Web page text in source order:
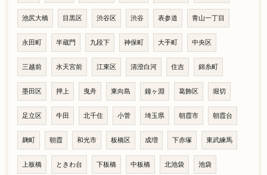
池尻大橋 目黒区 渋谷区 渋谷 表参道 青山一丁目
永田町 半蔵門 九段下 神保町 大手町 中央区
三越前 水天宮前 江東区 清澄白河 住吉 錦糸町
墨田区 押上 曳舟 東向島 鐘ヶ淵 葛飾区 堀切
足立区 牛田 北千住 小菅 埼玉県 朝霞市 朝霞台
麹町 朝霞 和光市 板橋区 成増 下赤塚 東武練馬
上板橋 ときわ台 下板橋 中板橋 北池袋 池袋